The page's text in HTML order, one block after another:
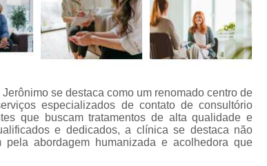
Especialista em
Especialista em
Especialista em
Especialista
Tratamento Alternativo para
Tratamento da
Tratamento para Ansiedade
se destaca como um renomado centro de
especializados de contato de consultório
que buscam tratamentos de alta qualidade e
e dedicados, a clínica se destaca não
abordagem humanizada e acolhedora que